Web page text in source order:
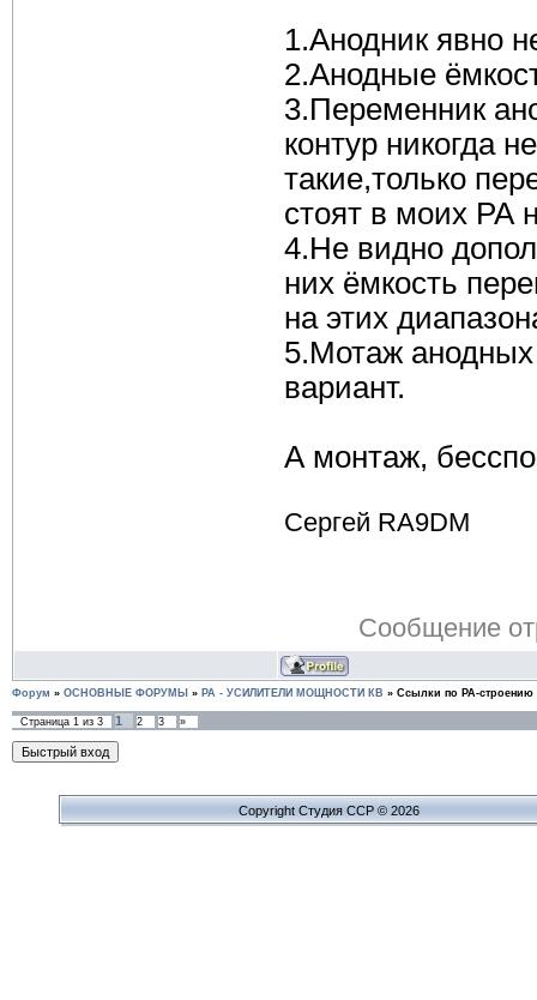
1.Анодник явно
2.Анодные
3.Переменник
контур никогда
такие,только
стоят в моих РА
4.Не видно
них ёмкость
на этих
5.Мотаж
вариант.
А монтаж,
Сергей RA9DM
Сообщение
Форум » ОСНОВНЫЕ ФОРУМЫ » PA - УСИЛИТЕЛИ МОЩНОСТИ КВ » Ссылки по РА-строению
Страница 1 из 3 1 2 3 »
Copyright Cтудия ССР © 2026